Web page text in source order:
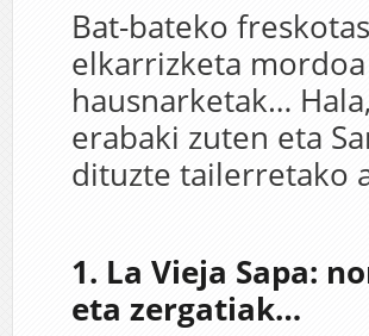
Bat-bateko
elkarrizketa
hausnarketak…
erabaki zuten eta
dituzte tailerretako
1. La Vieja Sapa:
eta zergatiak…